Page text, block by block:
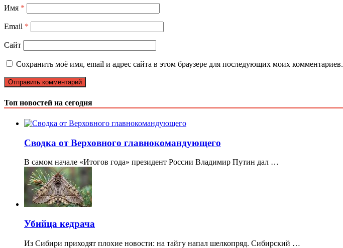
Имя *
Email *
Сайт
Сохранить моё имя, email и адрес сайта в этом браузере для последующих моих комментариев.
Топ новостей на сегодня
Сводка от Верховного главнокомандующего
В самом начале «Итогов года» президент России Владимир Путин дал …
Убийца кедрача
Из Сибири приходят плохие новости: на тайгу напал шелкопряд. Сибирский …